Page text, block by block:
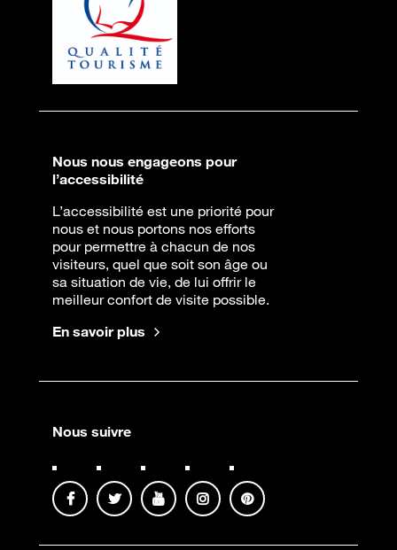
Nous nous engageons pour
l’accessibilité
L’accessibilité est une priorité pour
nous et nous portons nos efforts
pour permettre à chacun de nos
visiteurs, quel que soit son âge ou
sa situation de vie, de lui offrir le
meilleur confort de visite possible.
En savoir plus
Nous suivre